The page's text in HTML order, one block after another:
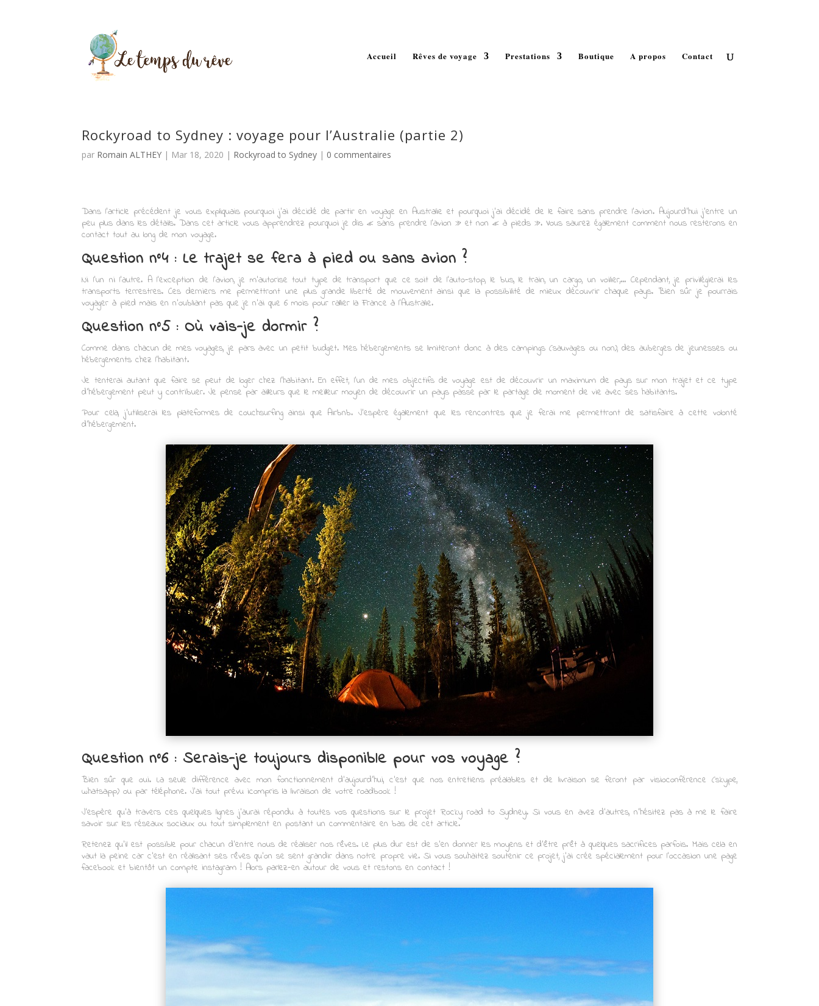
Accueil Rêves de voyage Prestations Boutique A propos Contact
Rockyroad to Sydney : voyage pour l’Australie (partie 2)
par Romain ALTHEY | Mar 18, 2020 | Rockyroad to Sydney | 0 commentaires
Dans l’article précédent je vous expliquais pourquoi j’ai décidé de partir en voyage en Australie et pourquoi j’ai décidé de le faire sans prendre l’avion. Aujourd’hui j’entre un
peu plus dans les détails. Dans cet article vous apprendrez pourquoi je dis « sans prendre l’avion » et non « à pieds ». Vous saurez également comment nous resterons en
contact tout au long de mon voyage.
Question n°4 : Le trajet se fera à pied ou sans avion ?
Ni l’un ni l’autre. A l’exception de l’avion, je m’autorise tout type de transport que ce soit de l’auto-stop, le bus, le train, un cargo, un voilier,… Cependant, je privilégierai les
transports terrestres. Ces derniers me permettront une plus grande liberté de mouvement ainsi que la possibilité de mieux découvrir chaque pays. Bien sûr je pourrais
voyager à pied mais en n’oubliant pas que je n’ai que 6 mois pour rallier la France à l’Australie.
Question n°5 : Où vais-je dormir ?
Comme dans chacun de mes voyages, je pars avec un petit budget. Mes hébergements se limiteront donc à des campings (sauvages ou non), des auberges de jeunesses ou
hébergements chez l’habitant.
Je tenterai autant que faire se peut de loger chez l’habitant. En effet, l’un de mes objectifs de voyage est de découvrir un maximum de pays sur mon trajet et ce type
d’hébergement peut y contribuer. Je pense par ailleurs que le meilleur moyen de découvrir un pays passe par le partage de moment de vie avec ses habitants.
Pour cela, j’utiliserai les plateformes de couchsurfing ainsi que Airbnb. J’espère également que les rencontres que je ferai me permettront de satisfaire à cette volonté
d’hébergement.
Question n°6 : Serais-je toujours disponible pour vos voyage ?
Bien sûr que oui. La seule différence avec mon fonctionnement d’aujourd’hui, c’est que nos entretiens préalables et de livraison se feront par visioconférence (skype,
whatsapp) ou par téléphone. J’ai tout prévu icompris la livraison de votre roadbook !
J’espère qu’à travers ces quelques lignes j’aurai répondu à toutes vos questions sur le projet Rocky road to Sydney. Si vous en avez d’autres, n’hésitez pas à me le faire
savoir sur les réseaux sociaux ou tout simplement en postant un commentaire en bas de cet article.
Retenez qu’il est possible pour chacun d’entre nous de réaliser nos rêves. Le plus dur est de s’en donner les moyens et d’être prêt à quelques sacrifices parfois. Mais cela en
vaut la peine car c’est en réalisant ses rêves qu’on se sent grandir dans notre propre vie. Si vous souhaitez soutenir ce projet, j’ai crée spécialement pour l’occasion une page
facebook et bientôt un compte instagram ! Alors parlez-en autour de vous et restons en contact !